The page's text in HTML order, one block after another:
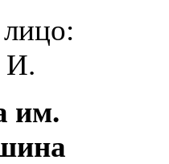
И.
им.